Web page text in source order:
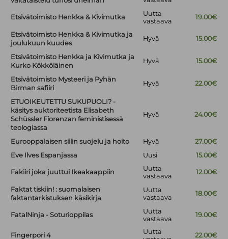
Etsivätoimisto Henkka & Kivimutka
Uutta
vastaava
19.00€
Etsivätoimisto Henkka & Kivimutka ja
joulukuun kuudes
Hyvä 15.00€
Etsivätoimisto Henkka ja Kivimutka ja
Kurko Kökköläinen
Hyvä 15.00€
Etsivätoimisto Mysteeri ja Pyhän
Birman safiiri
Hyvä 22.00€
ETUOIKEUTETTU SUKUPUOLI? -
käsitys auktoriteetista Elisabeth
Schüssler Fiorenzan feministisessä
teologiassa
Hyvä 24.00€
Eurooppalaisen siilin suojelu ja hoito Hyvä
27.00€
Eve Ilves Espanjassa
Uusi 15.00€
Fakiiri joka juuttui Ikeakaappiin
Uutta
vastaava
12.00€
Faktat tiskiin! : suomalaisen
faktantarkistuksen käsikirja
Uutta
vastaava
18.00€
FatalNinja - Soturioppilas
Uutta
vastaava
19.00€
Fingerpori 4
Uutta
22.00€